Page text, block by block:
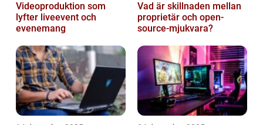
Videoproduktion som
lyfter liveevent och
evenemang
Vad är skillnaden mellan
proprietär och open-
source-mjukvara?